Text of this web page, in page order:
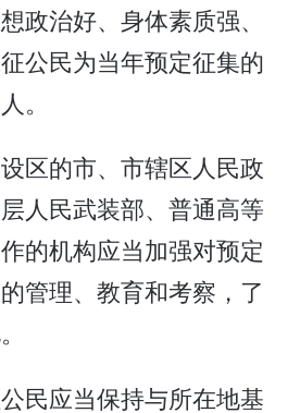
政治好、身体素质强、
公民为当年预定征集的
。
区的市、市辖区人民政
人民武装部、普通高等
的机构应当加强对预定
管理、教育和考察，了
民应当保持与所在地基